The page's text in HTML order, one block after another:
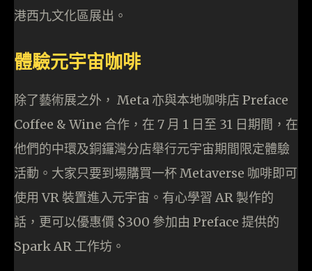
港西九文化區展出。
體驗元宇宙咖啡
除了藝術展之外， Meta 亦與本地咖啡店 Preface
Coffee & Wine 合作，在 7 月 1 日至 31 日期間，在
他們的中環及銅鑼灣分店舉行元宇宙期間限定體驗
活動。大家只要到場購買一杯 Metaverse 咖啡即可
使用 VR 裝置進入元宇宙。有心學習 AR 製作的
話，更可以優惠價 $300 參加由 Preface 提供的
Spark AR 工作坊。